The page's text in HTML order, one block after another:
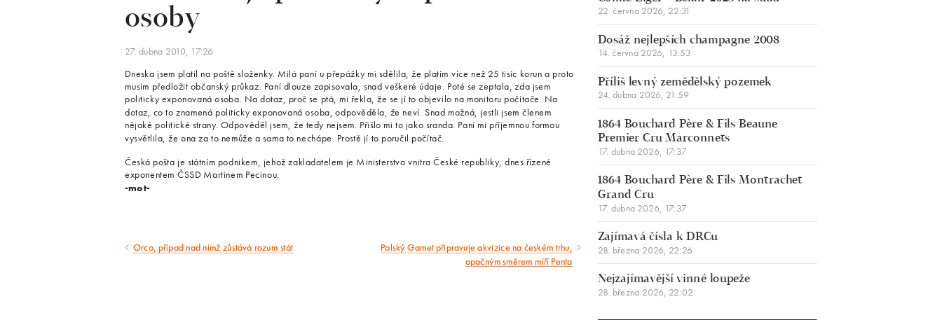
osoby
27. dubna 2010, 17:26
Dneska jsem platil na poště složenky. Milá paní u přepážky mi sdělila, že platím více než 25 tisíc korun a proto
musím předložit občanský průkaz. Paní dlouze zapisovala, snad veškeré údaje. Poté se zeptala, zda jsem
politicky exponovaná osoba. Na dotaz, proč se ptá, mi řekla, že se jí to objevilo na monitoru počítače. Na
dotaz, co to znamená politicky exponovaná osoba, odpověděla, že neví. Snad možná, jestli jsem členem
nějaké politické strany. Odpověděl jsem, že tedy nejsem. Přišlo mi to jako sranda. Paní mi příjemnou formou
vysvětlila, že ona za to nemůže a sama to nechápe. Prostě jí to poručil počítač.
Česká pošta je státním podnikem, jehož zakladatelem je Ministerstvo vnitra České republiky, dnes řízené
exponentem ČSSD Martinem Pecinou.
-mot-
Předcházející
Orco, případ nad nímž zůstává rozum stát
Následující
Polský Gamet připravuje akvizice na českém trhu,
opačným směrem míří Penta
22. června 2026, 22:31
Dosáž nejlepších champagne 2008
14. června 2026, 13:53
Příliš levný zemědělský pozemek
24. dubna 2026, 21:59
1864 Bouchard Père & Fils Beaune
Premier Cru Marconnets
17. dubna 2026, 17:37
1864 Bouchard Père & Fils Montrachet
Grand Cru
17. dubna 2026, 17:37
Zajímavá čísla k DRCu
28. března 2026, 22:26
Nejzajímavější vinné loupeže
28. března 2026, 22:02